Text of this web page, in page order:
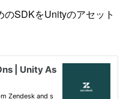
SDKをUnityのアセット